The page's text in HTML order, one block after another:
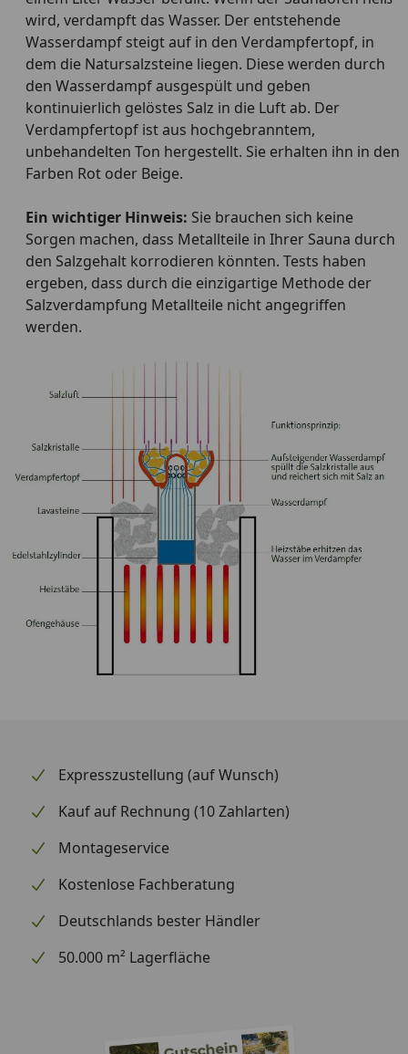
wird, verdampft das Wasser. Der entstehende
Wasserdampf steigt auf in den Verdampfertopf, in
dem die Natursalzsteine liegen. Diese werden durch
den Wasserdampf ausgespült und geben
kontinuierlich gelöstes Salz in die Luft ab. Der
Verdampfertopf ist aus hochgebranntem,
unbehandelten Ton hergestellt. Sie erhalten ihn in den
Farben Rot oder Beige.
Ein wichtiger Hinweis: Sie brauchen sich keine
Sorgen machen, dass Metallteile in Ihrer Sauna durch
den Salzgehalt korrodieren könnten. Tests haben
ergeben, dass durch die einzigartige Methode der
Salzverdampfung Metallteile nicht angegriffen
werden.
Expresszustellung (auf Wunsch)
Kauf auf Rechnung (10 Zahlarten)
Montageservice
Kostenlose Fachberatung
Deutschlands bester Händler
50.000 m² Lagerfläche